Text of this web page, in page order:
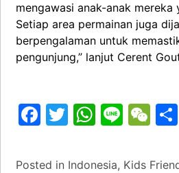
mengawasi anak-anak mereka
Setiap area permainan juga
berpengalaman untuk
pengunjung,” lanjut Cerent
Facebook
TwitterLine
Posted in Indonesia, Kids